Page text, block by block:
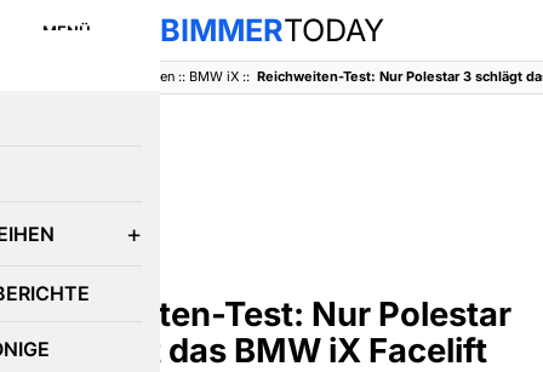
MENÜ BIMMERTODAY
Baureihen:: BMW iX:: Reichweiten-Test: Nur Polestar 3 schlägt
Reichweiten-Test: Nur Polestar
3 schlägt das BMW iX Facelift